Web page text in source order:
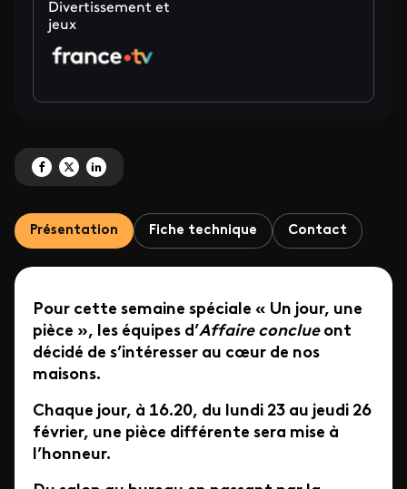
Divertissement et
jeux
Partagez ' Affaire conclue <br>Spéciale « Un jour, une pièce »' sur Facebook
Partagez ' Affaire conclue <br>Spéciale « Un jour, une pièce »' sur X
Partagez ' Affaire conclue <br>Spéciale « Un jour, une pièce »'
Présentation Fiche technique Contact
Pour cette semaine spéciale « Un jour, une
pièce », les équipes d’Affaire conclueont
décidé de s’intéresser au cœur de nos
maisons.
Chaque jour, à 16.20, du lundi 23 au jeudi 26
février, une pièce différente sera mise à
l’honneur.